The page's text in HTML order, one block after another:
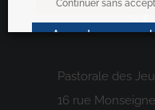
Pastorale des
16 rue
Continuer sans
Accepter nos